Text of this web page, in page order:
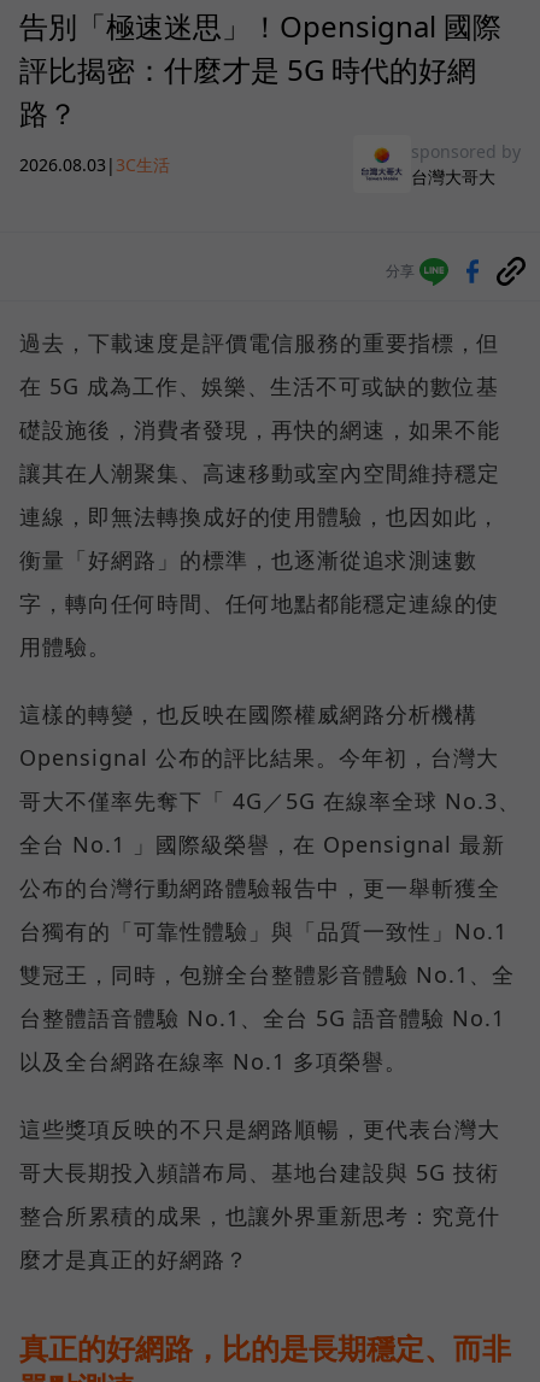
告別「極速迷思」！Opensignal 國際
評比揭密：什麼才是 5G 時代的好網
路？
2026.08.03 | 3C生活
sponsored by
台灣大哥大
分享
過去，下載速度是評價電信服務的重要指標，但
在 5G 成為工作、娛樂、生活不可或缺的數位基
礎設施後，消費者發現，再快的網速，如果不能
讓其在人潮聚集、高速移動或室內空間維持穩定
連線，即無法轉換成好的使用體驗，也因如此，
衡量「好網路」的標準，也逐漸從追求測速數
字，轉向任何時間、任何地點都能穩定連線的使
用體驗。
這樣的轉變，也反映在國際權威網路分析機構
Opensignal 公布的評比結果。今年初，台灣大
哥大不僅率先奪下「 4G／5G 在線率全球 No.3、
全台 No.1 」國際級榮譽，在 Opensignal 最新
公布的台灣行動網路體驗報告中，更一舉斬獲全
台獨有的「可靠性體驗」與「品質一致性」No.1
雙冠王，同時，包辦全台整體影音體驗 No.1、全
台整體語音體驗 No.1、全台 5G 語音體驗 No.1
以及全台網路在線率 No.1 多項榮譽。
這些獎項反映的不只是網路順暢，更代表台灣大
哥大長期投入頻譜布局、基地台建設與 5G 技術
整合所累積的成果，也讓外界重新思考：究竟什
麼才是真正的好網路？
真正的好網路，比的是長期穩定、而非